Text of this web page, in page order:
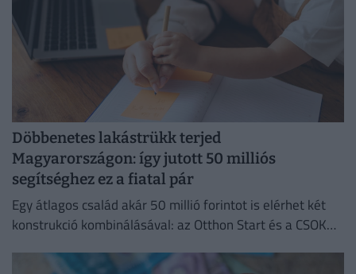
Döbbenetes lakástrükk terjed
Magyarországon: így jutott 50 milliós
segítséghez ez a fiatal pár
Egy átlagos család akár 50 millió forintot is elérhet két
konstrukció kombinálásával: az Otthon Start és a CSOK